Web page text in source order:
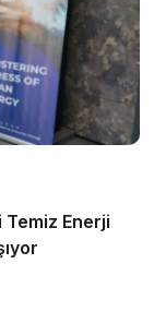
Temiz Enerji